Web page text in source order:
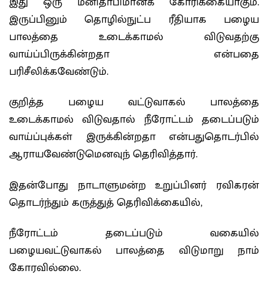
இருப்பினும் தொழில்நுட்ப ரீதியாக பழைய
பாலத்தை உடைக்காமல் விடுவதற்கு
வாய்ப்பிருக்கின்றதா என்பதை
பரிசீலிக்கவேண்டும்.
குறித்த பழைய வட்டுவாகல் பாலத்தை
உடைக்காமல் விடுவதால் நீரோட்டம் தடைப்படும்
வாய்ப்புக்கள் இருக்கின்றதா என்பதுதொடர்பில்
ஆராயவேண்டுமெனவுந் தெரிவித்தார்.
இதன்போது நாடாளுமன்ற உறுப்பினர் ரவிகரன்
தொடர்ந்தும் கருத்துத் தெரிவிக்கையில்,
நீரோட்டம் தடைப்படும் வகையில்
பழையவட்டுவாகல் பாலத்தை விடுமாறு நாம்
கோரவில்லை.